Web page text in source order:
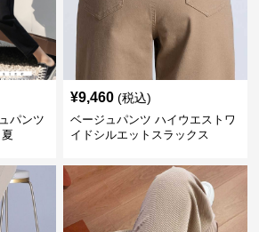
パンツ
¥9,460 (税込)
ベージュパンツ ハイウエストワ
イドシルエットスラックス